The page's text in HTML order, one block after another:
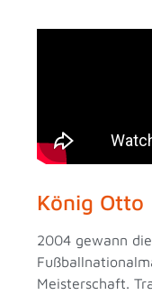
König Otto
2004 gewann
Meisterschaft.